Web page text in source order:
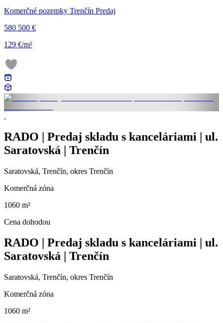
Komerčné pozemky Trenčín Predaj
580 500 €
129 €/m²
RADO | Predaj skladu s kanceláriami | ul.
Saratovská | Trenčín
Saratovská, Trenčín, okres Trenčín
Komerčná zóna
1060 m²
Cena dohodou
RADO | Predaj skladu s kanceláriami | ul.
Saratovská | Trenčín
Saratovská, Trenčín, okres Trenčín
Komerčná zóna
1060 m²